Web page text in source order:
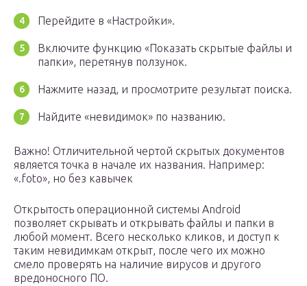
Перейдите в «Настройки».
Включите функцию «Показать скрытые файлы и
папки», перетянув ползунок.
Нажмите назад, и просмотрите результат поиска.
Найдите «невидимок» по названию.
Важно! Отличительной чертой скрытых документов
является точка в начале их названия. Например:
«.foto», но без кавычек
Открытость операционной системы Android
позволяет скрывать и открывать файлы и папки в
любой момент. Всего несколько кликов, и доступ к
таким невидимкам открыт, после чего их можно
смело проверять на наличие вирусов и другого
вредоносного ПО.